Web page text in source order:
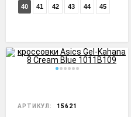
40 41 42 43 44 45
АРТИКУЛ: 15621